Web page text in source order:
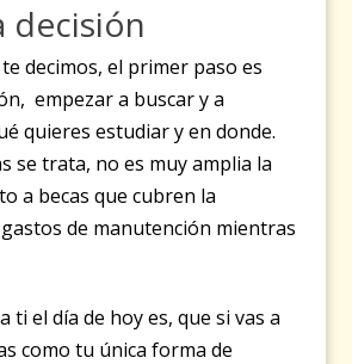
decisión
decimos, el primer paso es
empezar a buscar y a
quieres estudiar y en donde.
se trata, no es muy amplia la
a becas que cubren la
de manutención mientras
ti el día de hoy es, que si vas a
como tu única forma de